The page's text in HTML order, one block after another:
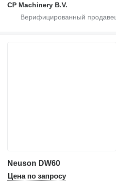
CP Machinery B.V.
Neuson DW60
Цена по запросу